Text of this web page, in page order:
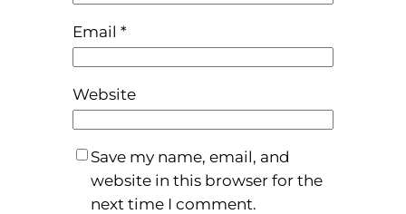
Email *
Website
Save my name, email, and
website in this browser for the
next time I comment.